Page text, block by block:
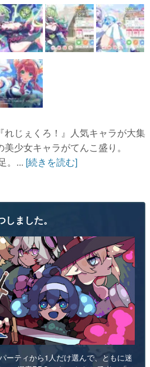
れじぇくろ！』人気キャラが大集
少女キャラがてんこ盛り。
。... [続きを読む]
ました。
ーティから1人だけ選んで、ともに迷